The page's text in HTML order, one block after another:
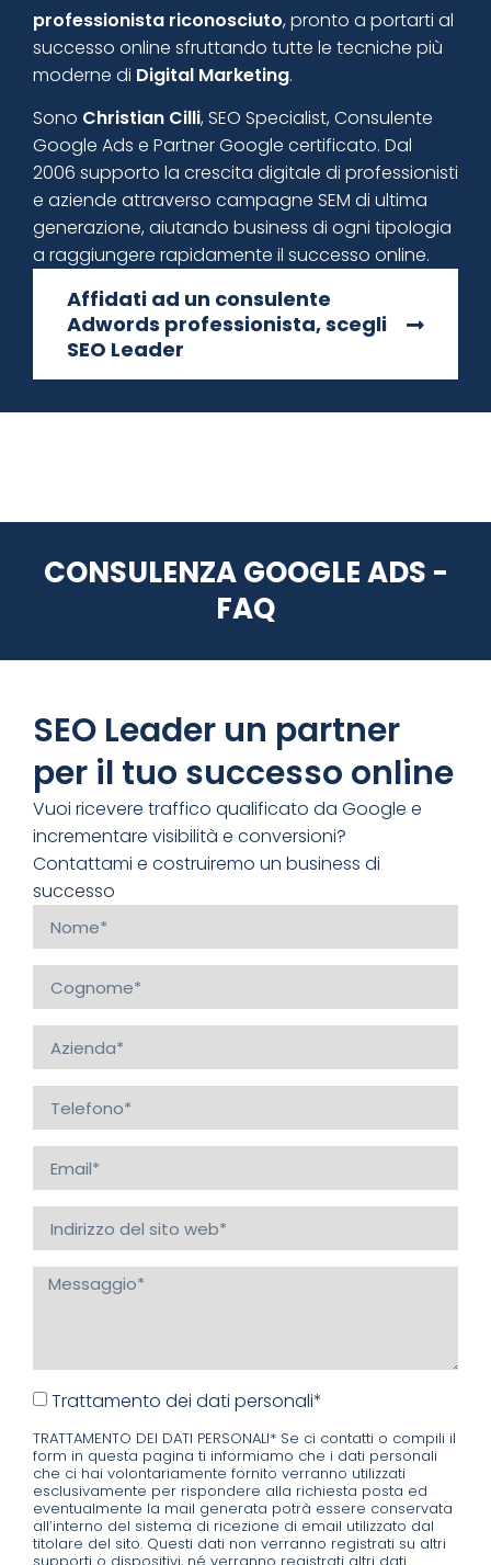
professionista riconosciuto, pronto a portarti al
successo online sfruttando tutte le tecniche più
moderne di Digital Marketing.
Sono Christian Cilli, SEO Specialist, Consulente
Google Ads e Partner Google certificato. Dal
2006 supporto la crescita digitale di professionisti
e aziende attraverso campagne SEM di ultima
generazione, aiutando business di ogni tipologia
a raggiungere rapidamente il successo online.
Affidati ad un consulente
Adwords professionista, scegli
SEO Leader
CONSULENZA GOOGLE ADS -
FAQ
SEO Leader un partner
per il tuo successo online
Vuoi ricevere traffico qualificato da Google e
incrementare visibilità e conversioni?
Contattami e costruiremo un business di
successo
Trattamento dei dati personali*
TRATTAMENTO DEI DATI PERSONALI* Se ci contatti o compili il
form in questa pagina ti informiamo che i dati personali
che ci hai volontariamente fornito verranno utilizzati
esclusivamente per rispondere alla richiesta posta ed
eventualmente la mail generata potrà essere conservata
all’interno del sistema di ricezione di email utilizzato dal
titolare del sito. Questi dati non verranno registrati su altri